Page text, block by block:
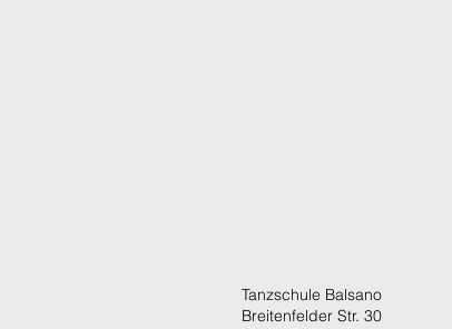
Tanzschule Balsano
Breitenfelder Str. 30